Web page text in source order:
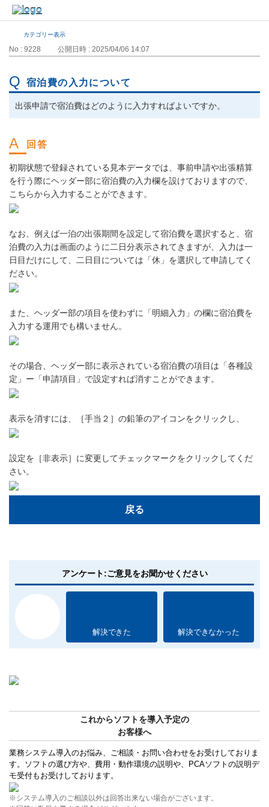
カテゴリー表示
No : 9228 公開日時 : 2025/04/06 14:07
宿泊費の入力について
出張申請で宿泊費はどのように入力すればよいですか。
初期状態で登録されている見本データでは、事前申請や出張精算
を行う際にヘッダー部に宿泊費の入力欄を設けておりますので、
こちらから入力することができます。
なお、例えば一泊の出張期間を設定して宿泊費を選択すると、宿
泊費の入力は画面のように二日分表示されてきますが、入力は一
日目だけにして、二日目については「休」を選択して申請してく
ださい。
また、ヘッダー部の項目を使わずに「明細入力」の欄に宿泊費を
入力する運用でも構いません。
その場合、ヘッダー部に表示されている宿泊費の項目は「各種設
定」ー「申請項目」で設定すれば消すことができます。
表示を消すには、［手当２］の鉛筆のアイコンをクリックし、
設定を［非表示］に変更してチェックマークをクリックしてくだ
さい。
戻る
アンケート:ご意見をお聞かせください
解決できた 解決できなかった
これからソフトを導入予定の
お客様へ
業務システム導入のお悩み、ご相談・お問い合わせをお受けしておりま
す。ソフトの選び方や、費用・動作環境の説明や、PCAソフトの説明デ
モ受付もお受けしております。
※システム導入のご相談以外は回答出来ない場合がございます。